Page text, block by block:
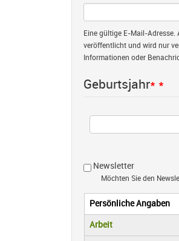
Eine gültige E-Mail-Adresse.
veröffentlicht und wird nur
Informationen oder
Geburtsjahr* *
Newsletter
Möchten Sie den
Vertikale
Persönliche Angaben
(aktiver Reiter)
Arbeit